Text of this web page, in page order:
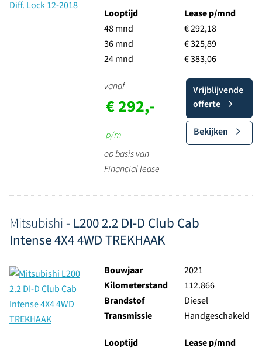
Looptijd
48 mnd
36 mnd
24 mnd
Lease p/mnd
€ 292,18
€ 325,89
€ 383,06
vanaf
€ 292,-
p/m
op basis van
Financial lease
Vrijblijvende
offerte
Bekijken
Mitsubishi - L200 2.2 DI-D Club Cab
Intense 4X4 4WD TREKHAAK
Bouwjaar
2021
Kilometerstand
112.866
Brandstof
Diesel
Transmissie
Handgeschakeld
Looptijd
Lease p/mnd